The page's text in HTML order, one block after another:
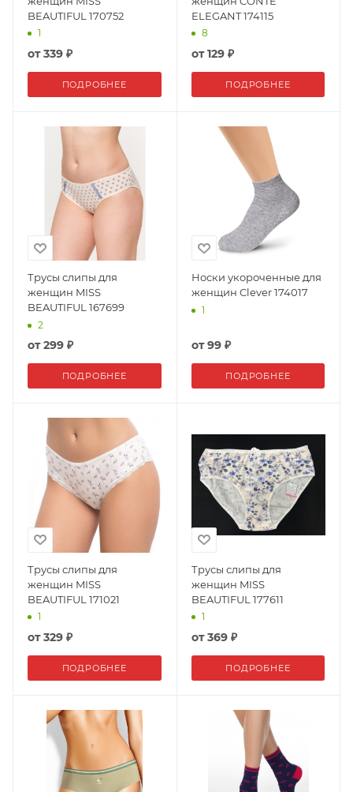
BEAUTIFUL 170752
1
от339 ₽
ПОДРОБНЕЕ
ELEGANT 174115
8
от129 ₽
ПОДРОБНЕЕ
Трусы слипы для
женщин MISS
BEAUTIFUL 167699
2
от299 ₽
ПОДРОБНЕЕ
Носки укороченные для
женщин Clever 174017
1
от99 ₽
ПОДРОБНЕЕ
Трусы слипы для
женщин MISS
BEAUTIFUL 171021
1
от329 ₽
ПОДРОБНЕЕ
Трусы слипы для
женщин MISS
BEAUTIFUL 177611
1
от369 ₽
ПОДРОБНЕЕ